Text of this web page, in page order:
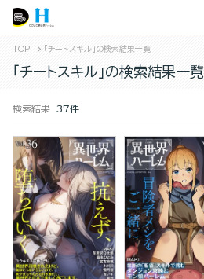
TOP 「チートスキル」の検索結果一覧
「チートスキル」の検索結果一覧
検索結果 37件